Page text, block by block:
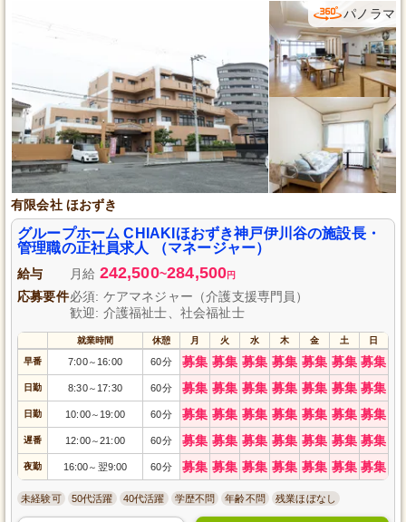
パノラマ
有限会社 ほおずき
グループホーム CHIAKIほおずき神戸伊川谷の施設長・
管理職の正社員求人 （マネージャー）
給与 月給 242,500~284,500円
応募要件必須: ケアマネジャー（介護支援専門員）
歓迎: 介護福祉士、社会福祉士
就業時間 休憩 月 火 水 木 金 土 日
早番 7:00～ 16:00 60分 募集 募集 募集 募集 募集 募集 募集
日勤 8:30～ 17:30 60分 募集 募集 募集 募集 募集 募集 募集
日勤 10:00～ 19:00 60分 募集 募集 募集 募集 募集 募集 募集
遅番 12:00～21:00 60分 募集 募集 募集 募集 募集 募集 募集
夜勤 16:00～ 翌9:00 60分 募集 募集 募集 募集 募集 募集 募集
未経験可 50代活躍 40代活躍 学歴不問 年齢不問 残業ほぼなし